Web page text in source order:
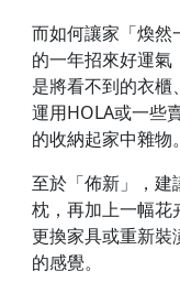
而如何讓家「煥然
的一年招來好運
是將看不到的衣櫃
運用HOLA或一些
的收納起家中雜物。
至於「佈新」，建
枕，再加上一幅花
更換家具或重新裝
的感覺。